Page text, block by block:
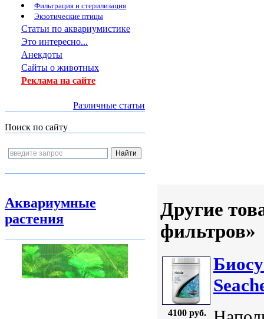
Фильтрация и стерилизация
Экзотические птицы
Статьи по аквариумистике
Это интересно...
Анекдоты
Сайты о животных
Реклама на сайте
Различные статьи
Поиск по сайту
Аквариумные
растения
Другие
фильтров»
4100 руб.